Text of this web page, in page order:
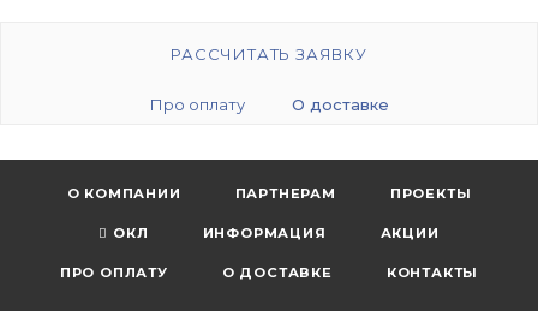
РАССЧИТАТЬ ЗАЯВКУ
Про оплату О доставке
О КОМПАНИИ ПАРТНЕРАМ ПРОЕКТЫ
ОКЛ ИНФОРМАЦИЯ АКЦИИ
ПРО ОПЛАТУ О ДОСТАВКЕ КОНТАКТЫ